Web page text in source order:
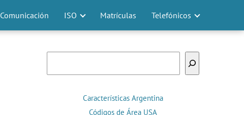
Comunicación ISO Matrículas Telefónicos
Características Argentina
Códigos de Área USA